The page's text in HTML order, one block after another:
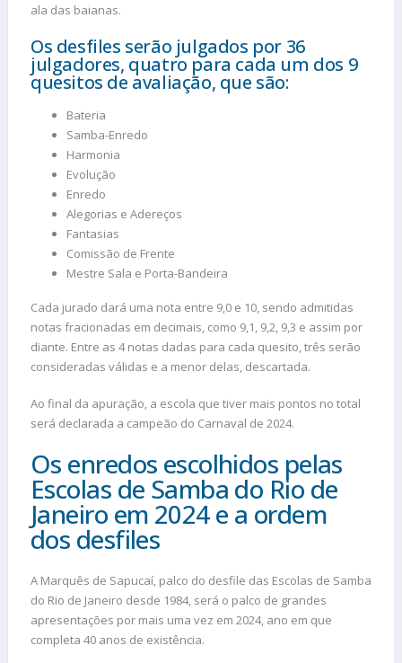
ala das baianas.
Os desfiles serão julgados por 36
julgadores, quatro para cada um dos 9
quesitos de avaliação, que são:
Bateria
Samba-Enredo
Harmonia
Evolução
Enredo
Alegorias e Adereços
Fantasias
Comissão de Frente
Mestre Sala e Porta-Bandeira
Cada jurado dará uma nota entre 9,0 e 10, sendo admitidas
notas fracionadas em decimais, como 9,1, 9,2, 9,3 e assim por
diante. Entre as 4 notas dadas para cada quesito, três serão
consideradas válidas e a menor delas, descartada.
Ao final da apuração, a escola que tiver mais pontos no total
será declarada a campeão do Carnaval de 2024.
Os enredos escolhidos pelas
Escolas de Samba do Rio de
Janeiro em 2024 e a ordem
dos desfiles
A Marquês de Sapucaí, palco do desfile das Escolas de Samba
do Rio de Janeiro desde 1984, será o palco de grandes
apresentações por mais uma vez em 2024, ano em que
completa 40 anos de existência.